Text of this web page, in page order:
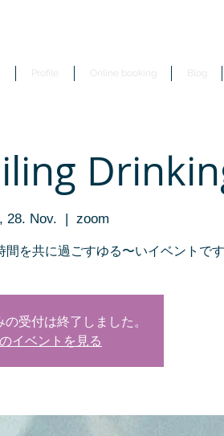
Profile Online booking Blog
28. Nov.
  |
zoom
間を共に過ごすゆる〜いイベントで
受付は終了しました。
イベントを見る